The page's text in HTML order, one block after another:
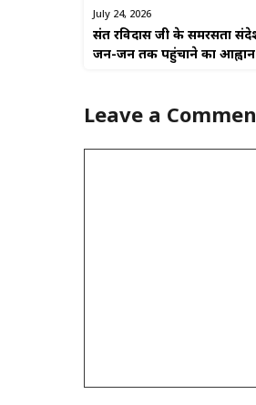
July 24, 2026
संत रविदास जी के समरसता
जन-जन तक पहुंचाने का आह्वान
Leave a